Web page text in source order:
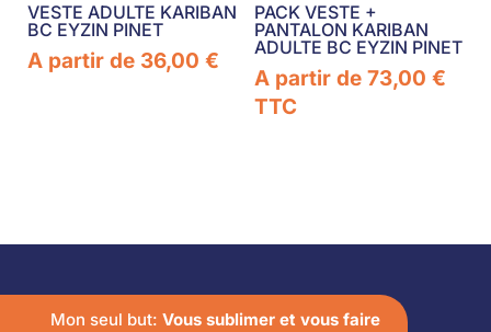
VESTE ADULTE KARIBAN
BC EYZIN PINET
A partir de 36,00 €
PACK VESTE +
PANTALON KARIBAN
ADULTE BC EYZIN PINET
A partir de 73,00 €
TTC
Mon seul but: Vous sublimer et vous faire